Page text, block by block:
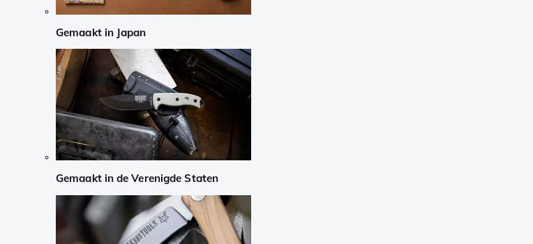
Gemaakt in Japan
Gemaakt in de Verenigde Staten